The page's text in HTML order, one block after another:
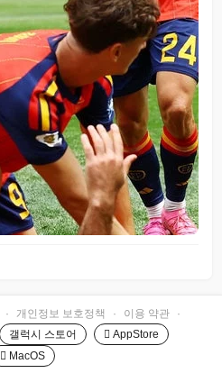
· 개인정보 보호정책 · 이용 약관
·
갤럭시 스토어
 AppStore
 MacOS